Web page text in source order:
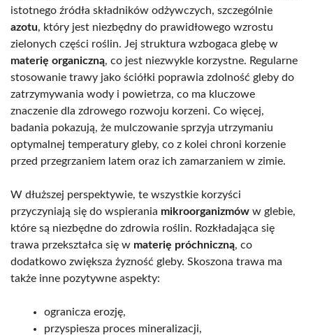
istotnego źródła składników odżywczych, szczególnie
azotu, który jest niezbędny do prawidłowego wzrostu
zielonych części roślin. Jej struktura wzbogaca glebę w
materię organiczną, co jest niezwykle korzystne. Regularne
stosowanie trawy jako ściółki poprawia zdolność gleby do
zatrzymywania wody i powietrza, co ma kluczowe
znaczenie dla zdrowego rozwoju korzeni. Co więcej,
badania pokazują, że mulczowanie sprzyja utrzymaniu
optymalnej temperatury gleby, co z kolei chroni korzenie
przed przegrzaniem latem oraz ich zamarzaniem w zimie.
W dłuższej perspektywie, te wszystkie korzyści
przyczyniają się do wspierania mikroorganizmów w glebie,
które są niezbędne do zdrowia roślin. Rozkładająca się
trawa przekształca się w materię próchniczną, co
dodatkowo zwiększa żyzność gleby. Skoszona trawa ma
także inne pozytywne aspekty:
ogranicza erozję,
przyspiesza proces mineralizacji,